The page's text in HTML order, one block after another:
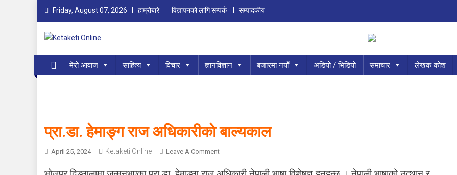
content
Friday, August 07, 2026 हाम्रोबारे विज्ञापनको लागि सम्पर्क सम्पादकीय
Ketaketi Online
मेरो आवाज साहित्य विचार ज्ञानविज्ञान बजारमा नयाँ अडियो / भिडियो समाचार लेखक कोश
प्रा.डा. हेमाङ्ग राज अधिकारीकाे बाल्यकाल
April 25, 2024 Ketaketi Online Leave A CommentO